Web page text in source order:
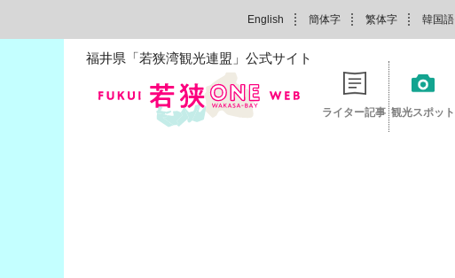
English 簡体字 繁体字 韓国語
福井県「若狭湾観光連盟」公式サイト
ライター記事 観光スポット